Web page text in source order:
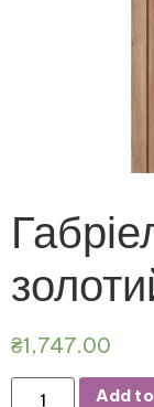
₴1,747.00
Add